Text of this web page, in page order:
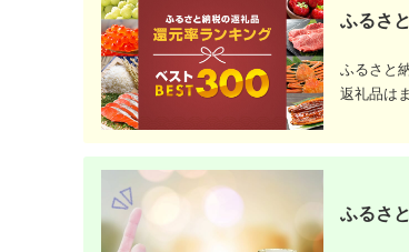
もらえる？ホテル・チケッ
ト・公式グッズを徹底解説
すめ返礼品も紹介
ふるさ
ふるさと
返礼品は
ふるさ